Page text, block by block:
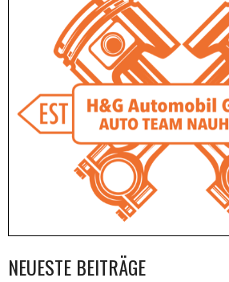
NEUESTE BEITRÄGE